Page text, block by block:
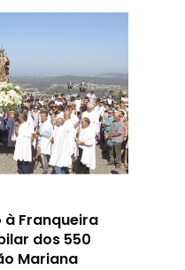
Franqueira
dos 550
Mariana